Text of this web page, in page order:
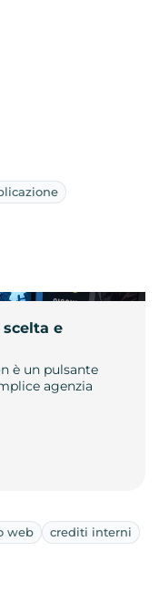
e
è un pulsante
agenzia
web crediti interni